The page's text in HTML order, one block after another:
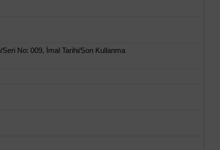
No: 009, İmal Tarihi/Son Kullanma